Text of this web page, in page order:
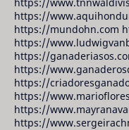
https://
https://mundohn.com
https://
https://
https://
https://
https://
https://
https://